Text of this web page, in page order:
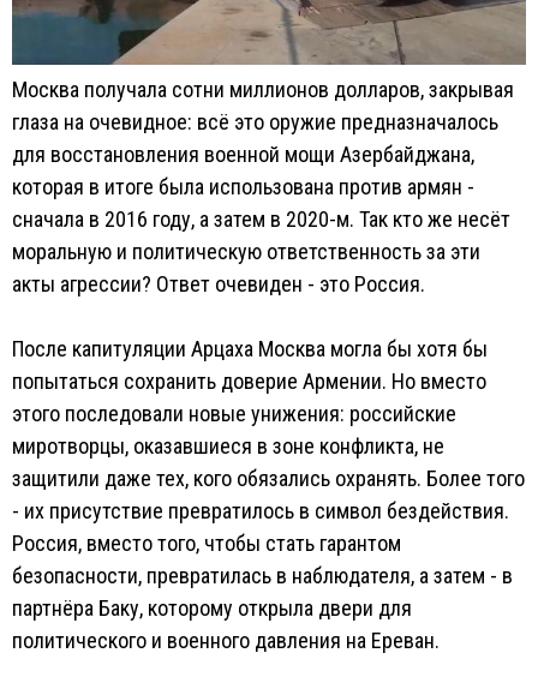
Москва получала сотни миллионов долларов, закрывая
глаза на очевидное: всё это оружие предназначалось
для восстановления военной мощи Азербайджана,
которая в итоге была использована против армян -
сначала в 2016 году, а затем в 2020-м. Так кто же несёт
моральную и политическую ответственность за эти
акты агрессии? Ответ очевиден - это Россия.
После капитуляции Арцаха Москва могла бы хотя бы
попытаться сохранить доверие Армении. Но вместо
этого последовали новые унижения: российские
миротворцы, оказавшиеся в зоне конфликта, не
защитили даже тех, кого обязались охранять. Более того
- их присутствие превратилось в символ бездействия.
Россия, вместо того, чтобы стать гарантом
безопасности, превратилась в наблюдателя, а затем - в
партнёра Баку, которому открыла двери для
политического и военного давления на Ереван.